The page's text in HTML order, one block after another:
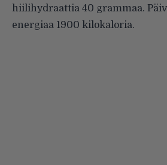
hiilihydraattia 40 grammaa.
energiaa 1900 kilokaloria.